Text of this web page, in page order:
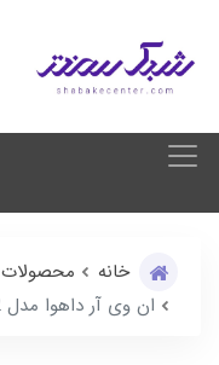
خانه محصولات
ان وی آر داهوا مدل XVR5216AN-I2